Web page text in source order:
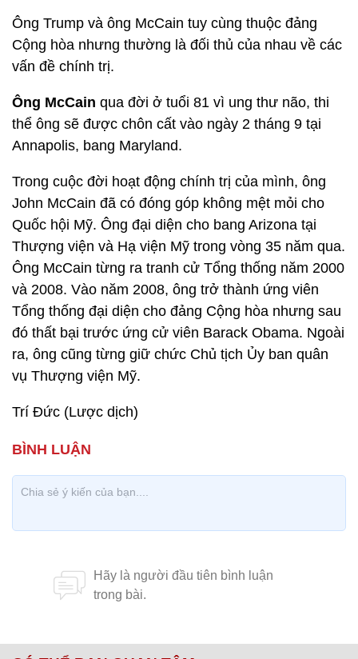
Ông Trump và ông McCain tuy cùng thuộc đảng
Cộng hòa nhưng thường là đối thủ của nhau về các
vấn đề chính trị.
Ông McCain qua đời ở tuổi 81 vì ung thư não, thi
thể ông sẽ được chôn cất vào ngày 2 tháng 9 tại
Annapolis, bang Maryland.
Trong cuộc đời hoạt động chính trị của mình, ông
John McCain đã có đóng góp không mệt mỏi cho
Quốc hội Mỹ. Ông đại diện cho bang Arizona tại
Thượng viện và Hạ viện Mỹ trong vòng 35 năm qua.
Ông McCain từng ra tranh cử Tổng thống năm 2000
và 2008. Vào năm 2008, ông trở thành ứng viên
Tổng thống đại diện cho đảng Cộng hòa nhưng sau
đó thất bại trước ứng cử viên Barack Obama. Ngoài
ra, ông cũng từng giữ chức Chủ tịch Ủy ban quân
vụ Thượng viện Mỹ.
Trí Đức (Lược dịch)